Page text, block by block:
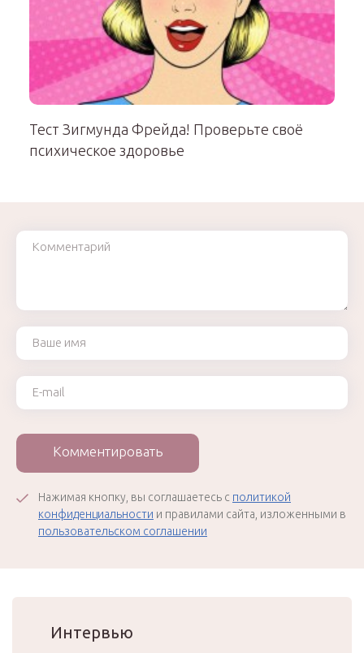
Тест Зигмунда Фрейда! Проверьте своё
психическое здоровье
Комментарий
Ваше имя
Ваш e-mail
Комментировать
Нажимая кнопку, вы соглашаетесь с политикой
конфиденциальности и правилами сайта, изложенными в
пользовательском соглашении
Интервью